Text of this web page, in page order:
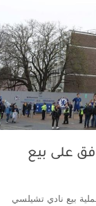
على بيع
بيع نادي تشيلسي